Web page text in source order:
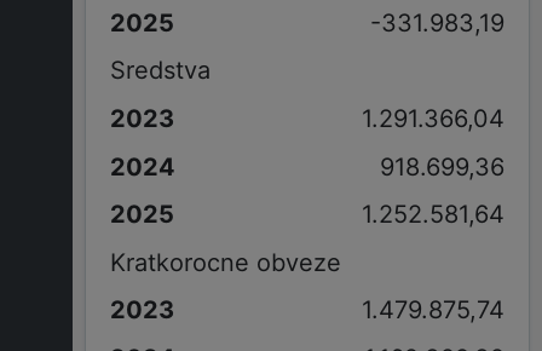
-331.983,19
Sredstva
1.291.366,04
918.699,36
1.252.581,64
Kratkorocne obveze
1.479.875,74